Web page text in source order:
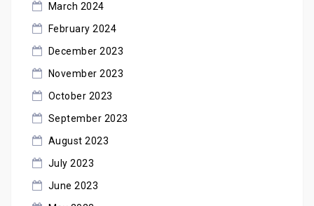
March 2024
February 2024
December 2023
November 2023
October 2023
September 2023
August 2023
July 2023
June 2023